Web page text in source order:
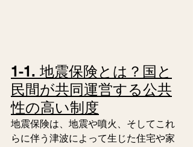
1-1. 地震保険とは？国と
民間が共同運営する公共
性の高い制度
地震保険は、地震や噴火、そしてこれ
らに伴う津波によって生じた住宅や家